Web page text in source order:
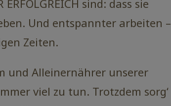
ERFOLGREICH sind: dass sie
Und entspannter arbeiten –
Zeiten.
und Alleinernährer unserer
viel zu tun. Trotzdem sorg‘